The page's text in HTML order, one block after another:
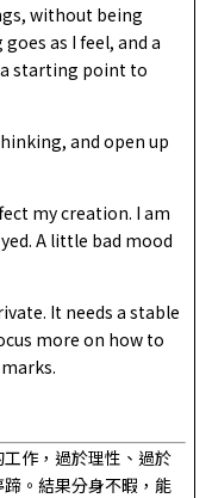
without being
as I feel, and a
starting point to
and open up
my creation. I am
A little bad mood
It needs a stable
more on how to
作，過於理性、過於
。結果分身不暇，能